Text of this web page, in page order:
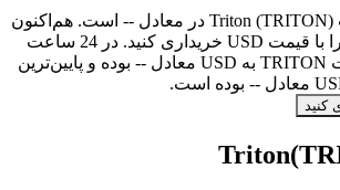
در حال حاضر، قیمت Triton (TRITON) در معادل -- است. هم‌اکنون
می‌توانید 1TRITON را با قیمت USD خریداری کنید. در 24 ساعت
گذشته، بالاترین قیمت TRITON به USD معادل -- بوده و پایین‌ترین